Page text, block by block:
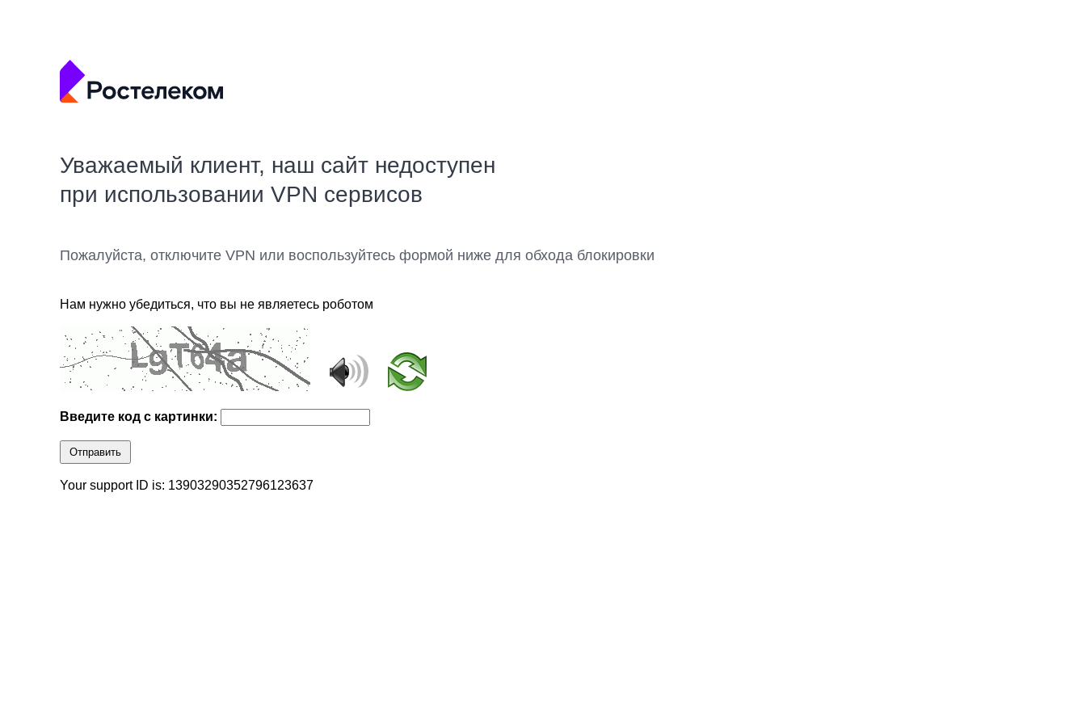
Уважаемый клиент, наш сайт недоступен
при использовании VPN сервисов
Пожалуйста, отключите VPN или воспользуйтесь формой ниже для обхода блокировки
Нам нужно убедиться, что вы не являетесь роботом
Введите код с картинки:
Отправить
Your support ID is: 13903290352796123637